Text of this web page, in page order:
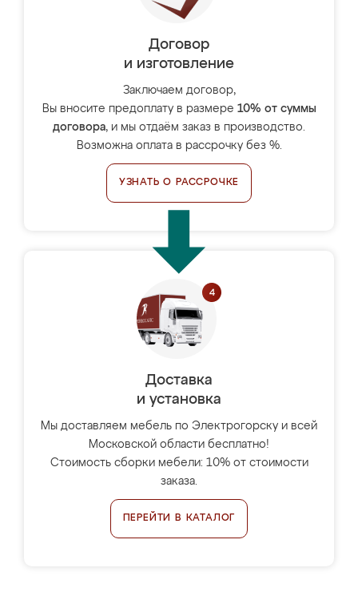
Договор
и изготовление
Заключаем договор,
Вы вносите предоплату в размере 10% от суммы
договора, и мы отдаём заказ в производство.
Возможна оплата в рассрочку без %.
УЗНАТЬ О РАССРОЧКЕ
Доставка
и установка
Мы доставляем мебель по Электрогорску и всей
Московской области бесплатно!
Стоимость сборки мебели: 10% от стоимости
заказа.
ПЕРЕЙТИ В КАТАЛОГ